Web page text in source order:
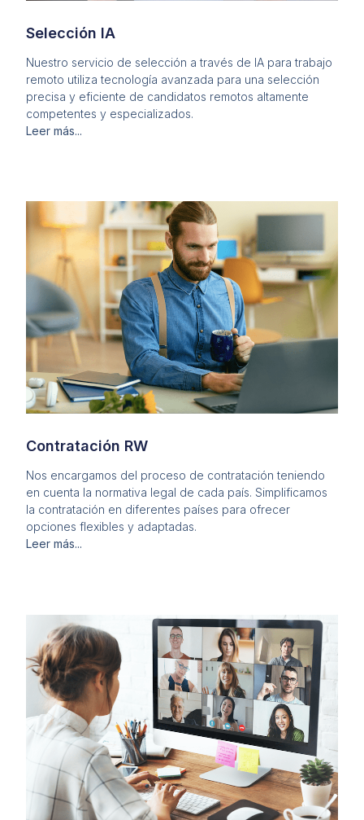
Selección IA
Nuestro servicio de selección a través de IA para trabajo
remoto utiliza tecnología avanzada para una selección
precisa y eficiente de candidatos remotos altamente
competentes y especializados.
Leer más...
Contratación RW
Nos encargamos del proceso de contratación teniendo
en cuenta la normativa legal de cada país. Simplificamos
la contratación en diferentes países para ofrecer
opciones flexibles y adaptadas.
Leer más...